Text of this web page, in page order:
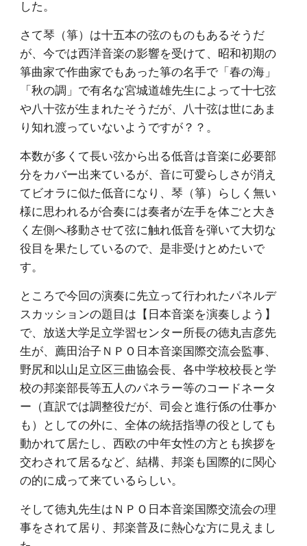
した。
さて琴（箏）は十五本の弦のものもあるそうだ
が、今では西洋音楽の影響を受けて、昭和初期の
箏曲家で作曲家でもあった箏の名手で「春の海」
「秋の調」で有名な宮城道雄先生によって十七弦
や八十弦が生まれたそうだが、八十弦は世にあま
り知れ渡っていないようですが？？。
本数が多くて長い弦から出る低音は音楽に必要部
分をカバー出来ているが、音に可愛らしさが消え
てビオラに似た低音になり、琴（箏）らしく無い
様に思われるが合奏には奏者が左手を体ごと大き
く左側へ移動させて弦に触れ低音を弾いて大切な
役目を果たしているので、是非受けとめたいで
す。
ところで今回の演奏に先立って行われたパネルデ
スカッションの題目は【日本音楽を演奏しよう】
で、放送大学足立学習センター所長の徳丸吉彦先
生が、薦田治子ＮＰＯ日本音楽国際交流会監事、
野尻和以山足立区三曲協会長、各中学校校長と学
校の邦楽部長等五人のパネラー等のコードネータ
ー（直訳では調整役だが、司会と進行係の仕事か
も）としての外に、全体の統括指導の役としても
動かれて居たし、西欧の中年女性の方とも挨拶を
交わされて居るなど、結構、邦楽も国際的に関心
の的に成って来ているらしい。
そして徳丸先生はＮＰＯ日本音楽国際交流会の理
事をされて居り、邦楽普及に熱心な方に見えまし